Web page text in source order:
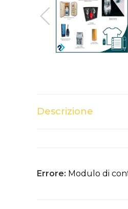
Descrizione
Errore: Modulo di